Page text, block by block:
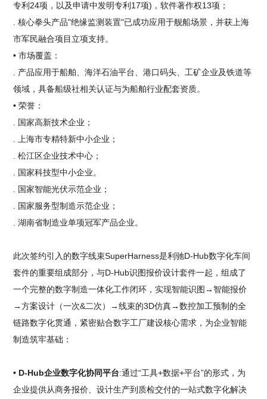
专利24项，以及申请中发明专利17项)，软件著作权13项；
. 核心拳头产品"绝缘监测装置"已成功应用于舰船场景，并获上海
市军民融合项目立项支持。
• 市场覆盖：
. 产品应用于船舶、海洋石油平台、港口码头、工矿企业及铁道等
领域，具备船级社相关认证与为船舶行业配套资质。
• 荣誉：
. 国家高新技术企业；
. 上海市专精特新中小企业；
. 松江区企业技术中心；
. 国家科技型中小企业。
. 国家智能光伏示范企业；
. 国家服务型制造示范企业；
. 湖南省制造业单项冠军产品企业。
此次签约引入的数字线束SuperHarness是利驰D-Hub数字化车间
套件的重要组成部分，与D-Hub识图报价设计套件一起，组成了
一个完整的数字制造一体化工作闭环，实现智能识图→智能报价
→方案设计（一次&二次）→线束的3D仿真→数控加工预制的全
链路数字化贯通，紧密贴合数字工厂建设核心需求，为企业智能
制造筑牢基础：
• D-Hub企业数字化协同平台:通过“工具+数据+平台”的形式，为
企业提供从商务报价、设计生产到质检交付的一站式数字化解决